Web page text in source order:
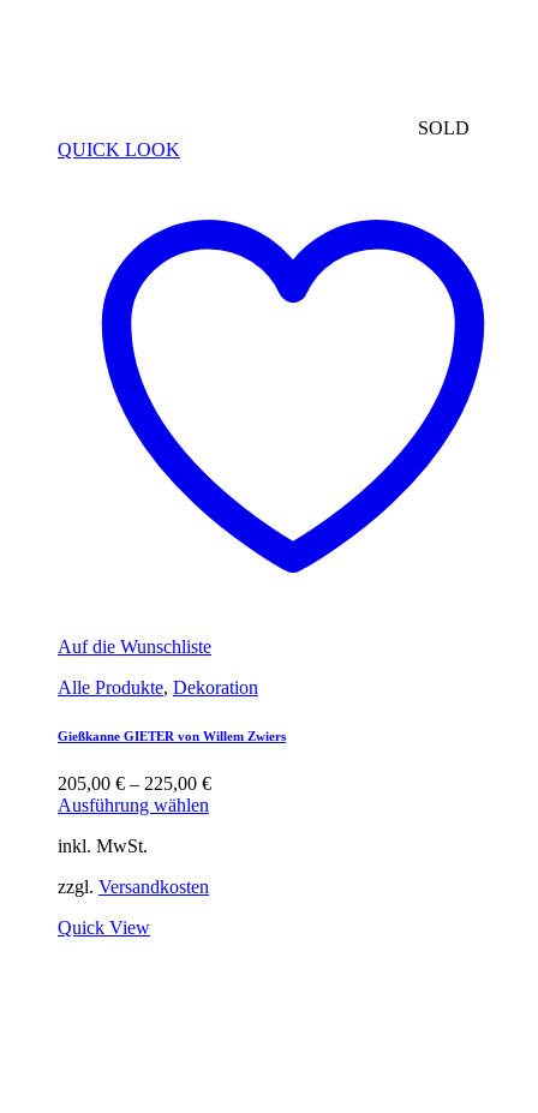
SOLD
QUICK LOOK
Auf die Wunschliste
Alle Produkte, Dekoration
Gießkanne GIETER von Willem Zwiers
205,00 € – 225,00 €
Ausführung wählen
inkl. MwSt.
zzgl. Versandkosten
Quick View